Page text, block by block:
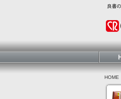
HOME